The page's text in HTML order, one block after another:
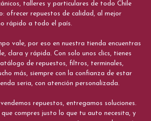
talleres y particulares de todo Chile
ofrecer repuestos de calidad, al mejor
rápido a todo el país.
vale, por eso en nuestra tienda encuentras
clara y rápida. Con solo unos clics, tienes
de repuestos, filtros, terminales,
más, siempre con la confianza de estar
seria, con atención personalizada.
repuestos, entregamos soluciones.
que compres justo lo que tu auto necesita, y